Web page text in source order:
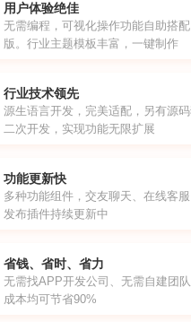
用户体验绝佳
无需编程，可视化操作功能自助搭
版。行业主题模板丰富，一键制作
行业技术领先
源生语言开发，完美适配，另有源
二次开发，实现功能无限扩展
功能更新快
多种功能组件，交友聊天、在线客
发布插件持续更新中
省钱、省时、省力
无需找APP开发公司、无需自建团
成本均可节省90%